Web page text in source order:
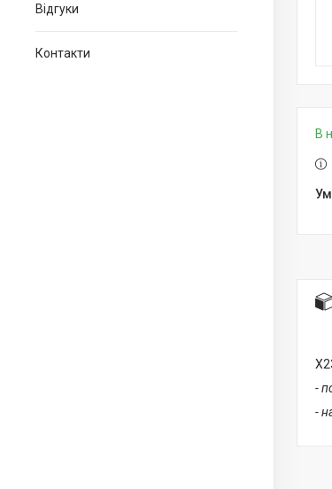
Відгуки
Контакти
В
-
-